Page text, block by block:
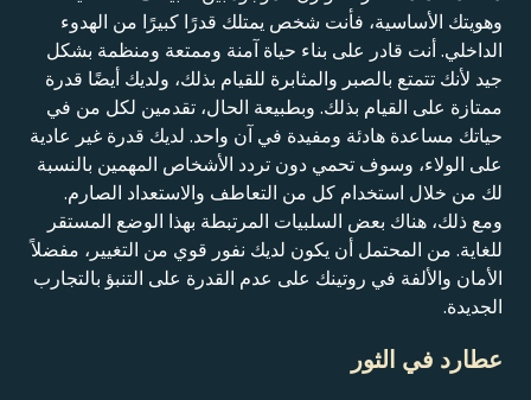
وهويتك الأساسية، فأنت شخص يمتلك قدرًا كبيرًا من الهدوء
الداخلي. أنت قادر على بناء حياة آمنة وممتعة ومنظمة بشكل
جيد لأنك تتمتع بالصبر والمثابرة للقيام بذلك، ولديك أيضًا قدرة
ممتازة على القيام بذلك. وبطبيعة الحال، تقدمين لكل من في
حياتك مساعدة هادئة ومفيدة في آن واحد. لديك قدرة غير عادية
على الولاء، وسوف تحمي دون تردد الأشخاص المهمين بالنسبة
لك من خلال استخدام كل من التعاطف والاستعداد الصارم.
ومع ذلك، هناك بعض السلبيات المرتبطة بهذا الوضع المستقر
للغاية. من المحتمل أن يكون لديك نفور قوي من التغيير، مفضلاً
الأمان والألفة في روتينك على عدم القدرة على التنبؤ بالتجارب
الجديدة.
عطارد في الثور